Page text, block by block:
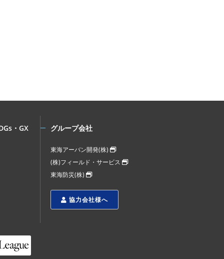
・GX グループ会社
東海アーバン開発(株)
(株)フィールド・サービス
東海防災(株)
協力会社様へ